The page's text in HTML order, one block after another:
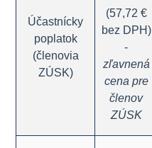
Účastnícky
poplatok
(členovia
ZÚSK)
(57,72 €
bez DPH)
-
zľavnená
cena pre
členov
ZÚSK